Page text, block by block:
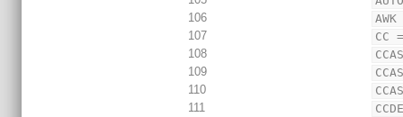
106
AWK
107
CC =
108
109
110
111